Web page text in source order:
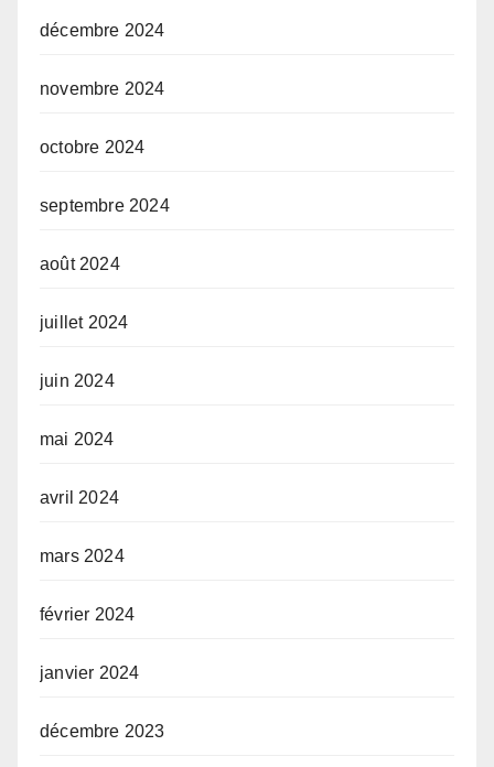
décembre 2024
novembre 2024
octobre 2024
septembre 2024
août 2024
juillet 2024
juin 2024
mai 2024
avril 2024
mars 2024
février 2024
janvier 2024
décembre 2023